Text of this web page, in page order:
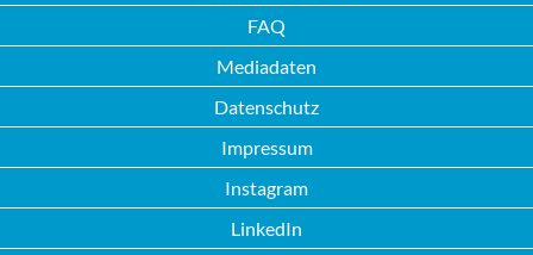
FAQ
Mediadaten
Datenschutz
Impressum
Instagram
LinkedIn